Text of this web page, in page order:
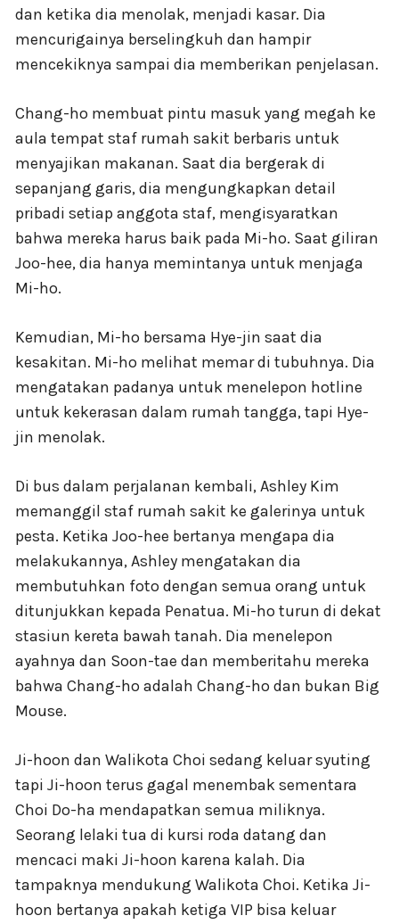
dan ketika dia menolak, menjadi kasar. Dia
mencurigainya berselingkuh dan hampir
mencekiknya sampai dia memberikan penjelasan.
Chang-ho membuat pintu masuk yang megah ke
aula tempat staf rumah sakit berbaris untuk
menyajikan makanan. Saat dia bergerak di
sepanjang garis, dia mengungkapkan detail
pribadi setiap anggota staf, mengisyaratkan
bahwa mereka harus baik pada Mi-ho. Saat giliran
Joo-hee, dia hanya memintanya untuk menjaga
Mi-ho.
Kemudian, Mi-ho bersama Hye-jin saat dia
kesakitan. Mi-ho melihat memar di tubuhnya. Dia
mengatakan padanya untuk menelepon hotline
untuk kekerasan dalam rumah tangga, tapi Hye-
jin menolak.
Di bus dalam perjalanan kembali, Ashley Kim
memanggil staf rumah sakit ke galerinya untuk
pesta. Ketika Joo-hee bertanya mengapa dia
melakukannya, Ashley mengatakan dia
membutuhkan foto dengan semua orang untuk
ditunjukkan kepada Penatua. Mi-ho turun di dekat
stasiun kereta bawah tanah. Dia menelepon
ayahnya dan Soon-tae dan memberitahu mereka
bahwa Chang-ho adalah Chang-ho dan bukan Big
Mouse.
Ji-hoon dan Walikota Choi sedang keluar syuting
tapi Ji-hoon terus gagal menembak sementara
Choi Do-ha mendapatkan semua miliknya.
Seorang lelaki tua di kursi roda datang dan
mencaci maki Ji-hoon karena kalah. Dia
tampaknya mendukung Walikota Choi. Ketika Ji-
hoon bertanya apakah ketiga VIP bisa keluar